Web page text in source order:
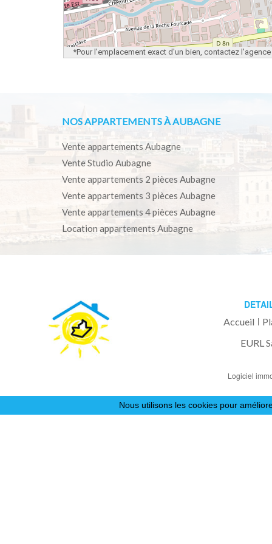
*Pour l'emplacement exact d'un bien, contactez l'agence
NOS APPARTEMENTS À AUBAGNE
Vente appartements Aubagne
Vente Studio Aubagne
Vente appartements 2 pièces Aubagne
Vente appartements 3 pièces Aubagne
Vente appartements 4 pièces Aubagne
Location appartements Aubagne
Accueil
EURL
Logiciel
Nous utilisons les cookies pour